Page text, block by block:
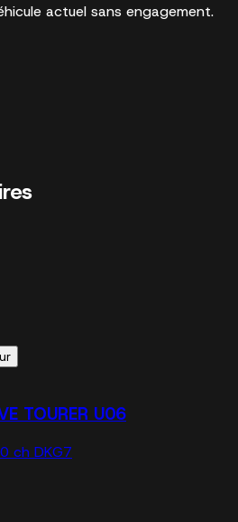
actuel sans engagement.
TOURER U06
ch DKG7